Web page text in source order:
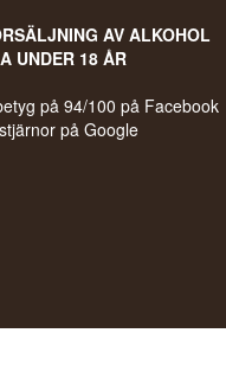
AV ALKOHOL
UNDER 18 ÅR
på 94/100 på Facebook
på Google